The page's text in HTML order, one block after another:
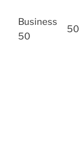
Business
50